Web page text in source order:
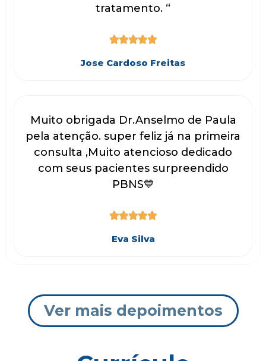
tratamento. “

Jose Cardoso Freitas
Muito obrigada Dr.Anselmo de Paula
pela atenção. super feliz já na primeira
consulta ,Muito atencioso dedicado
com seus pacientes surpreendido
PBNS💙

Eva Silva
Ver mais depoimentos